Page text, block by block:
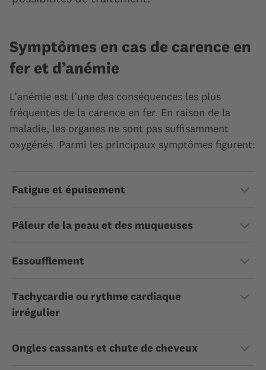
Symptômes en cas de carence en
fer et d’anémie
L’anémie est l’une des conséquences les plus
fréquentes de la carence en fer. En raison de la
maladie, les organes ne sont pas suffisamment
oxygénés. Parmi les principaux symptômes figurent:
Fatigue et épuisement
Pâleur de la peau et des muqueuses
Essoufflement
Tachycardie ou rythme cardiaque
irrégulier
Ongles cassants et chute de cheveux